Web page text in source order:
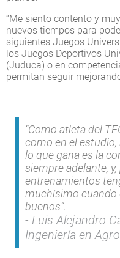
“Me siento contento y
nuevos tiempos para
siguientes Juegos
los Juegos Deportivos
(Juduca) o en
permitan seguir
“Como atleta del
como en el
lo que gana es la
siempre adelante,
entrenamientos
muchísimo cuando
buenos”.
Luis Alejandro
Ingeniería en